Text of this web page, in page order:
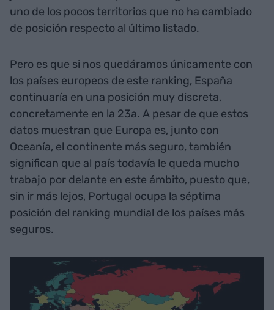
uno de los pocos territorios que no ha cambiado
de posición respecto al último listado.
Pero es que si nos quedáramos únicamente con
los países europeos de este ranking, España
continuaría en una posición muy discreta,
concretamente en la 23a. A pesar de que estos
datos muestran que Europa es, junto con
Oceanía, el continente más seguro, también
significan que al país todavía le queda mucho
trabajo por delante en este ámbito, puesto que,
sin ir más lejos, Portugal ocupa la séptima
posición del ranking mundial de los países más
seguros.